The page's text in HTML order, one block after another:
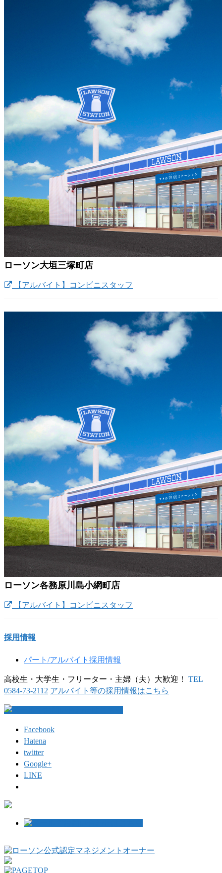
ローソン大垣三塚町店
【アルバイト】コンビニスタッフ
ローソン各務原川島小網町店
【アルバイト】コンビニスタッフ
採用情報
パート/アルバイト採用情報
高校生・大学生・フリーター・主婦（夫）大歓迎！
TEL
0584-73-2112 アルバイト等の採用情報はこちら
Facebook
Hatena
twitter
Google+
LINE